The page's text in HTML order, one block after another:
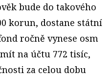
bude do takového
korun, dostane státní
ročně vynese osm
na účtu 772 tisíc,
za celou dobu